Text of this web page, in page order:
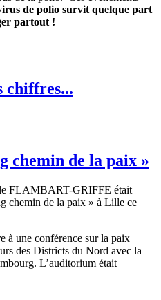
de polio survit quelque part
partout !
chiffres...
chemin de la paix »
FLAMBART-GRIFFE était
chemin de la paix » à Lille ce
à une conférence sur la paix
des Districts du Nord avec la
L’auditorium était